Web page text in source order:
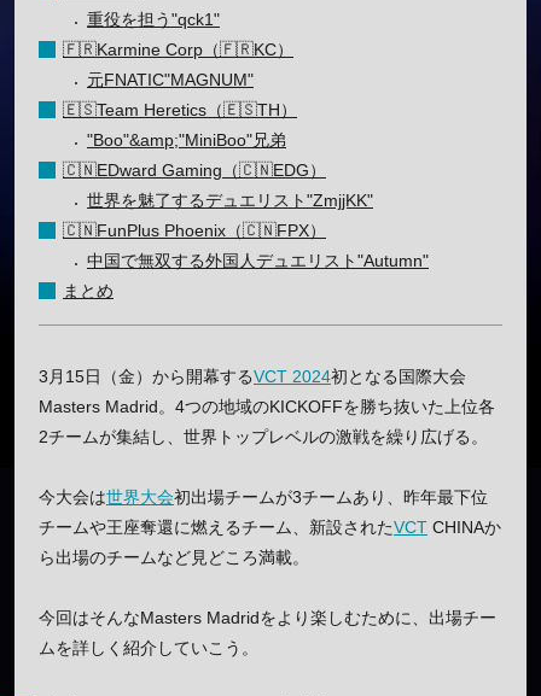
重役を担う"qck1"
🇫🇷Karmine Corp（🇫🇷KC）
元FNATIC"MAGNUM"
🇪🇸Team Heretics（🇪🇸TH）
"Boo"&amp;"MiniBoo"兄弟
🇨🇳EDward Gaming（🇨🇳EDG）
世界を魅了するデュエリスト"ZmjjKK"
🇨🇳FunPlus Phoenix（🇨🇳FPX）
中国で無双する外国人デュエリスト"Autumn"
まとめ
3月15日（金）から開幕するVCT 2024初となる国際大会
Masters Madrid。4つの地域のKICKOFFを勝ち抜いた上位各
2チームが集結し、世界トップレベルの激戦を繰り広げる。
今大会は世界大会初出場チームが3チームあり、昨年最下位
チームや王座奪還に燃えるチーム、新設されたVCT CHINAか
ら出場のチームなど見どころ満載。
今回はそんなMasters Madridをより楽しむために、出場チー
ムを詳しく紹介していこう。